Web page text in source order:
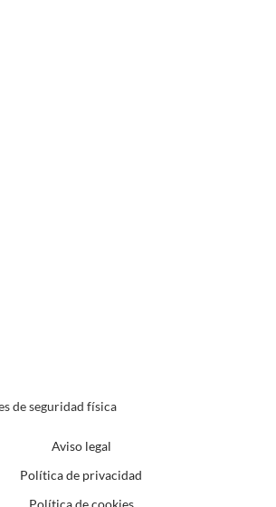
de seguridad física
Aviso legal
Política de privacidad
Política de cookies